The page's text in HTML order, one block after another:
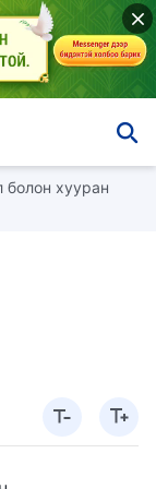
болон хууран